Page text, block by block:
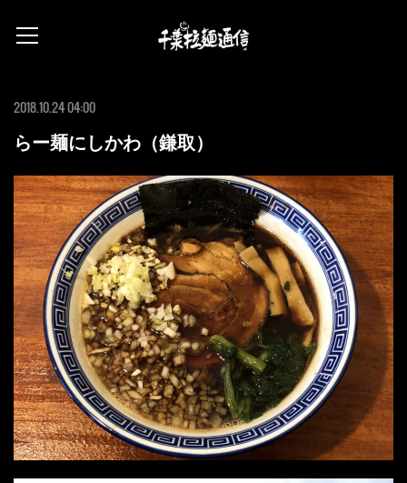
2018.10.24 04:00
らー麺にしかわ（鎌取）